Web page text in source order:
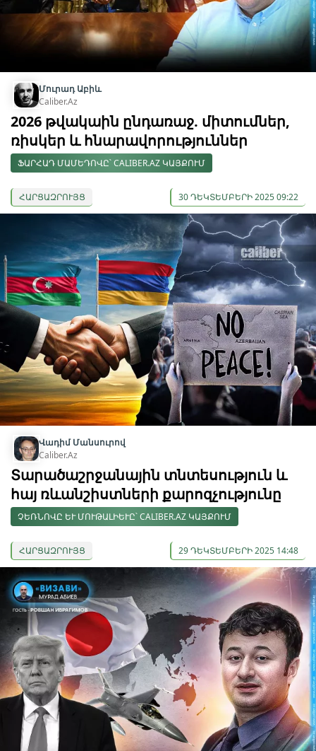
Մուրադ Աբիև
Caliber.Az
2026 թվակաին ընդառաջ. միտումներ,
ռիսկեր և հնարավորություններ
ՖԱՐՀԱԴ ՄԱՄԵԴՈՎԸ՝ CALIBER.AZ ԿԱՅՔՈՒՄ
ՀԱՐՑԱԶՐՈՒՅՑ 30 ԴԵԿՏԵՄԲԵՐԻ 2025 09:22
Վադիմ Մանսուրով
Caliber.Az
Տարածաշրջանային տնտեսություն և
հայ ռևանշիստների քարոզչությունը
ՉԵՌՆՈՎԸ ԵՒ ՄՈՒԹԱԼԻԵՒԸ՝ CALIBER.AZ ԿԱՅՔՈՒՄ
ՀԱՐՑԱԶՐՈՒՅՑ 29 ԴԵԿՏԵՄԲԵՐԻ 2025 14:48